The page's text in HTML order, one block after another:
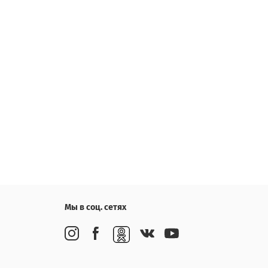
Мы в соц. сетях